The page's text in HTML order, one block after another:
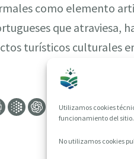
Utilizamos cookies
funcionamiento del sitio.
No utilizamos cookies
como elemento
que atraviesa,
turísticos culturales